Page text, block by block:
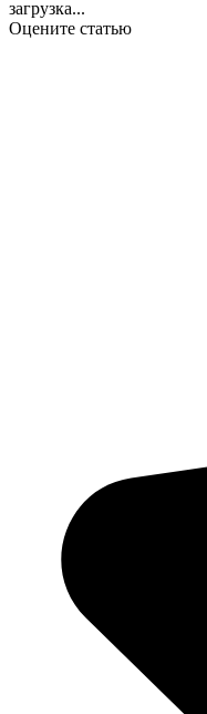
загрузка...
Оцените статью